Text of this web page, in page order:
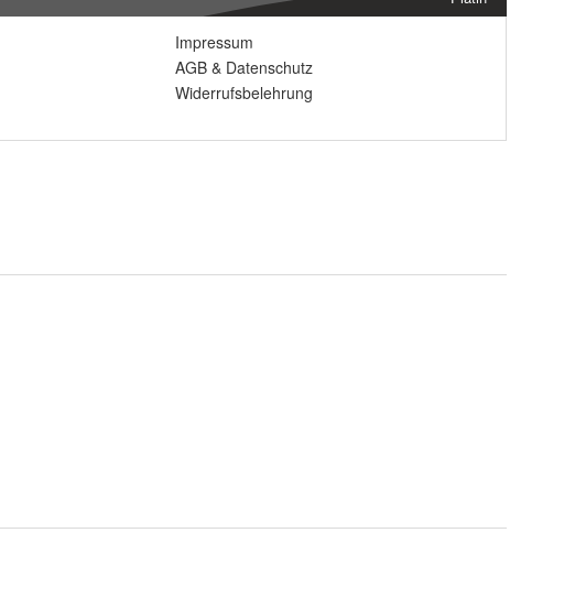
Impressum
AGB & Datenschutz
Widerrufsbelehrung